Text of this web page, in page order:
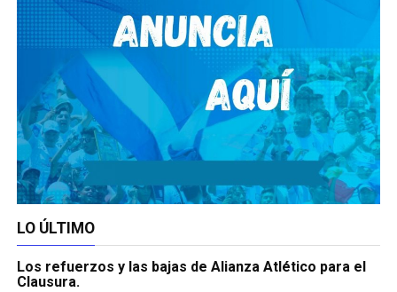
LO ÚLTIMO
Los refuerzos y las bajas de Alianza Atlético para el
Clausura.